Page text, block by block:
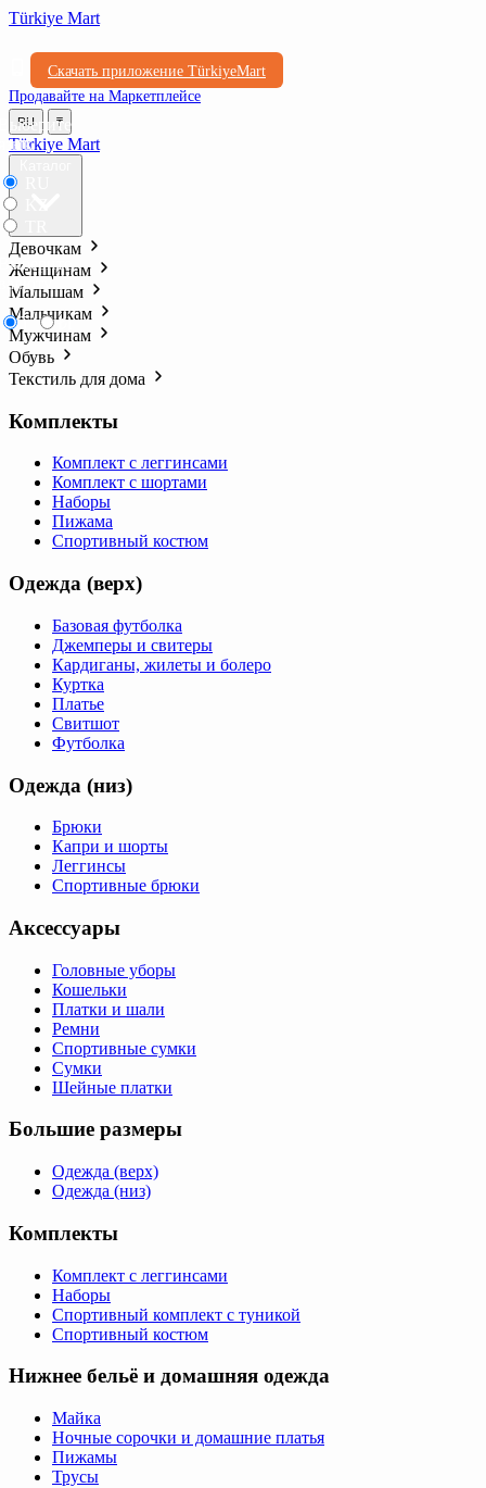
Türkiye Mart
Скачать приложение TürkiyeMart
Продавайте на Маркетплейсе
RU ₸
₸ ₺l
Türkiye Mart
Девочкам
Женщинам
Малышам
Мальчикам
Мужчинам
Обувь
Текстиль для дома
Комплекты
Комплект с леггинсами
Комплект с шортами
Наборы
Пижама
Спортивный костюм
Одежда (верх)
Базовая футболка
Джемперы и свитеры
Кардиганы, жилеты и болеро
Куртка
Платье
Свитшот
Футболка
Одежда (низ)
Брюки
Капри и шорты
Леггинсы
Спортивные брюки
Аксессуары
Головные уборы
Кошельки
Платки и шали
Ремни
Спортивные сумки
Сумки
Шейные платки
Большие размеры
Одежда (верх)
Одежда (низ)
Комплекты
Комплект с леггинсами
Наборы
Спортивный комплект с туникой
Спортивный костюм
Нижнее бельё и домашняя одежда
Майка
Ночные сорочки и домашние платья
Пижамы
Трусы